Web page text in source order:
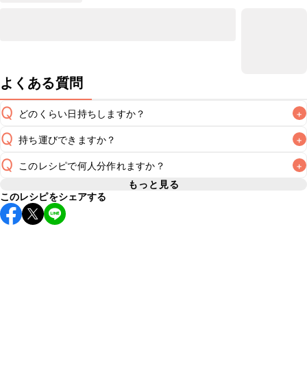
よくある質問
Q どのくらい日持ちしますか？ +
A 冷蔵で翌日中が目安です。トッピングはお召し上がりの直前
Q 持ち運びできますか？ +
A
要冷蔵のスイーツのため長時間のお持ち運びには不向きです
が、保冷剤を添えていただけば短時間でのお持ち運びは可能
です。お持ち運びの際は保冷剤を添え、お持ち運び後はすぐ
Q このレシピで何人分作れますか？ +
A
6号(直径18cm)のケーキ型を使用する場合、6~8人分が目安
です。お召し上がりになる人数に合わせてカット数をご変更
もっと見る
このレシピをシェアする